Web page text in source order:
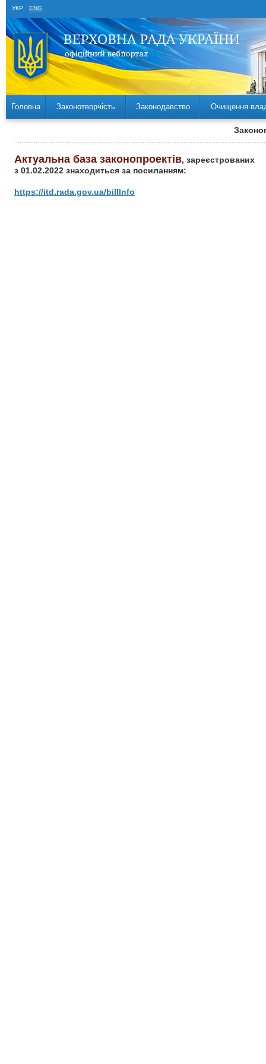
УКР ENG
Головна Законотворчість Законодавство Очищення
Актуальна база законопроектів, зареєстрованих
з 01.02.2022 знаходиться за посиланням:
https://itd.rada.gov.ua/billInfo